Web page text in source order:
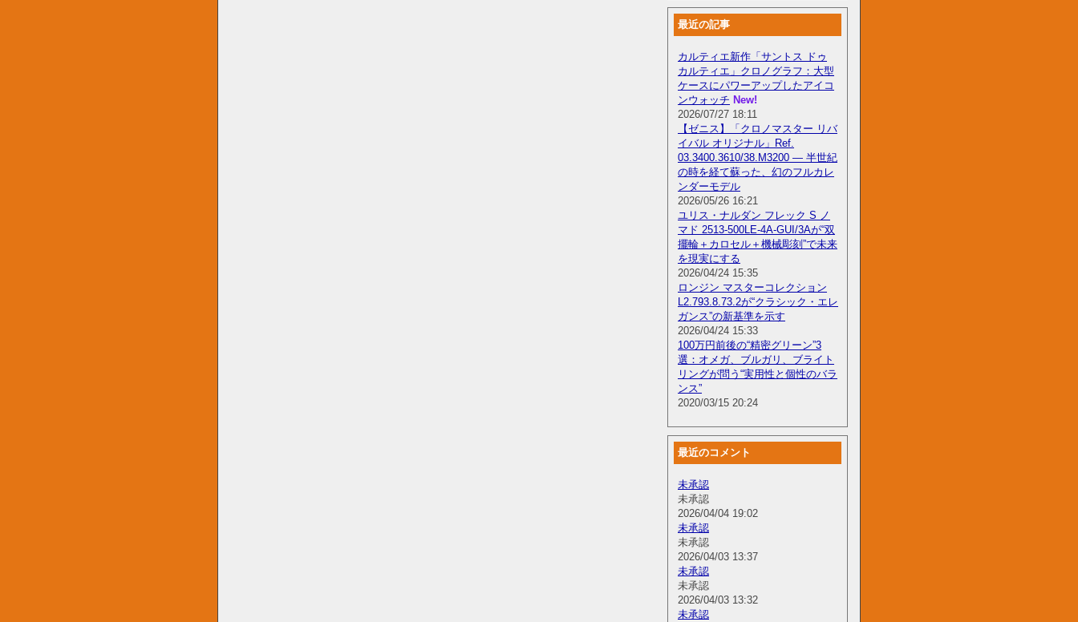
最近の記事
カルティエ新作「サントス ドゥ
カルティエ」クロノグラフ：大型
ケースにパワーアップしたアイコ
ンウォッチ New!
2026/07/27 18:11
【ゼニス】「クロノマスター リバ
イバル オリジナル」Ref.
03.3400.3610/38.M3200 — 半世紀
の時を経て蘇った、幻のフルカレ
ンダーモデル
2026/05/26 16:21
ユリス・ナルダン フレック S ノ
マド 2513-500LE-4A-GUI/3Aが“双
擺輪＋カロセル＋機械彫刻”で未来
を現実にする
2026/04/24 15:35
ロンジン マスターコレクション
L2.793.8.73.2が“クラシック・エレ
ガンス”の新基準を示す
2026/04/24 15:33
100万円前後の“精密グリーン”3
選：オメガ、ブルガリ、ブライト
リングが問う“実用性と個性のバラ
ンス”
2020/03/15 20:24
最近のコメント
未承認
未承認
2026/04/04 19:02
未承認
未承認
2026/04/03 13:37
未承認
未承認
2026/04/03 13:32
未承認